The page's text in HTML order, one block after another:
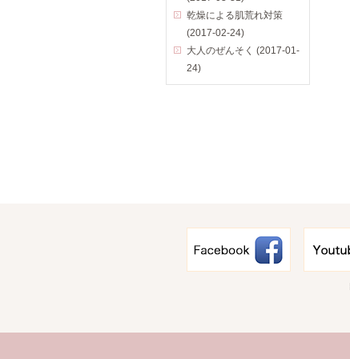
乾燥による肌荒れ対策
(2017-02-24)
大人のぜんそく (2017-01-
24)